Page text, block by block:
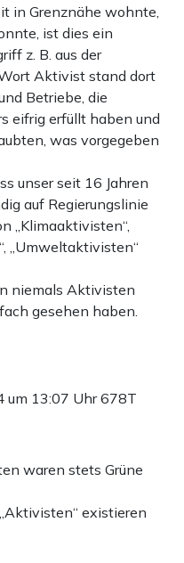
in Grenznähe wohnte,
ist dies ein
z. B. aus der
Aktivist stand dort
Betriebe, die
eifrig erfüllt haben und
was vorgegeben
unser seit 16 Jahren
auf Regierungslinie
„Klimaaktivisten“,
„Umweltaktivisten“
niemals Aktivisten
gesehen haben.
um 13:07 Uhr678T
waren stets Grüne
existieren